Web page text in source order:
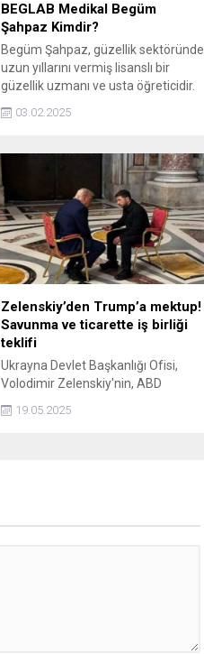
BEGLAB Medikal Begüm
Şahpaz Kimdir?
Begüm Şahpaz, güzellik sektöründe
uzun yıllarını vermiş lisanslı bir
güzellik uzmanı ve usta öğreticidir.
Aynı zamanda mesleki eğitmen
olan Şahpaz, kozmetik ve medikal
gelen bir medikal firma anlayışına
sahiptir. Meslektaşlarına ışık olan
Begüm Şahpaz, Türkiye'de yeni
nesil eğitim ve salon sistemlerini
hayata geçirmiş kıymetli bir
eğitimcidir.
03.02.2025
Zelenskiy’den Trump’a mektup!
Savunma ve ticarette iş birliği
teklifi
Ukrayna Devlet Başkanlığı Ofisi,
Volodimir Zelenskiy'nin, ABD
sanayi ve ticaret alanlarında yeni iş
19.05.2025